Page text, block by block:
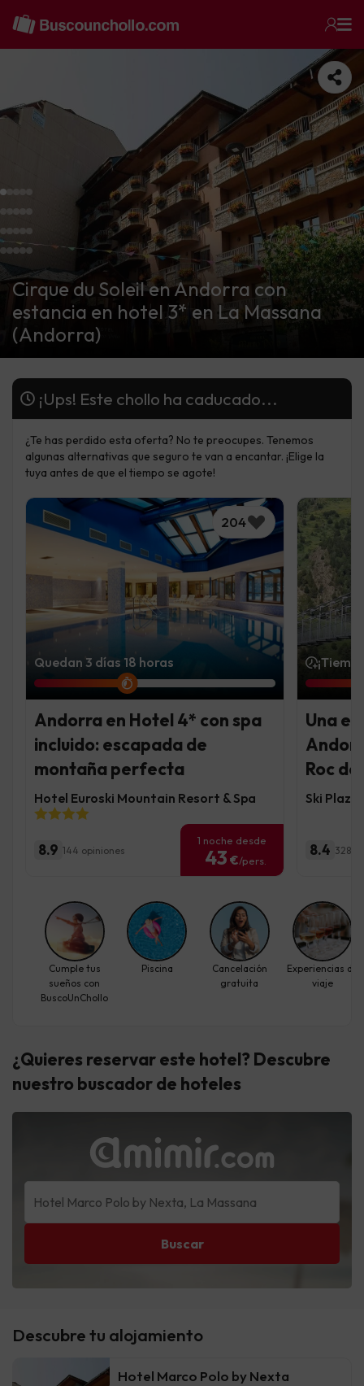
Cirque du Soleil en Andorra con
estancia en hotel 3* en La Massana
(Andorra)
Descubre tu alojamiento
Hotel Marco Polo by Nexta
¡Ups! Este chollo ha caducado...
¿Te has perdido esta oferta? No te preocupes. Tenemos
algunas alternativas que seguro te van a encantar. ¡Elige la
tuya antes de que el tiempo se agote!
204
Quedan 3 días 18 horas
Andorra en Hotel 4* con spa
incluido: escapada de
montaña perfecta
Hotel Euroski Mountain Resort & Spa
8.9 144 opiniones
1 noche desde
43 €/pers.
Una
Roc
Ski
8.4 3281
Cumple tus
sueños con
BuscoUnChollo
Piscina
Cancelación
gratuita
Experiencias de
viaje
¿Quieres reservar este hotel? Descubre
nuestro buscador de hoteles
Buscar